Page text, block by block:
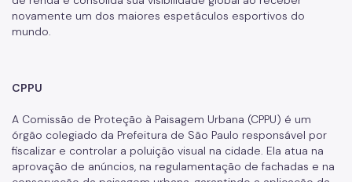
novamente um dos maiores espetáculos esportivos do
mundo.
CPPU
A Comissão de Proteção à Paisagem Urbana (CPPU) é um
órgão colegiado da Prefeitura de São Paulo responsável por
fiscalizar e controlar a poluição visual na cidade. Ela atua na
aprovação de anúncios, na regulamentação de fachadas e na